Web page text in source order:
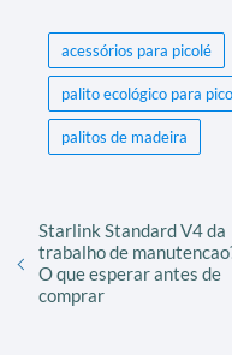
acessórios para picolé
palito ecológico para
palitos de madeira
Starlink Standard V4 da
trabalho de
O que esperar antes de
comprar